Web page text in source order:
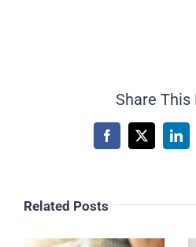
Share This
Facebook
X
Related Posts